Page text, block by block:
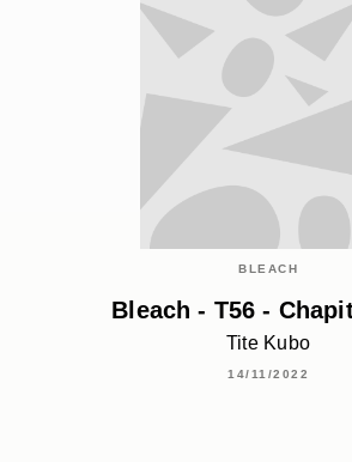
BLEACH
Bleach - T56 -
Tite Kubo
14/11/2022